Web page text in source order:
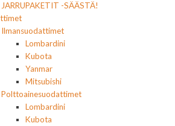
JARRUPAKETIT -SÄÄSTÄ!
Ilmansuodattimet
Lombardini
Kubota
Yanmar
Mitsubishi
Polttoainesuodattimet
Lombardini
Kubota